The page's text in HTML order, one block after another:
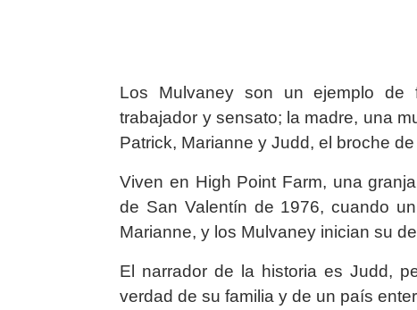
Los Mulvaney son un ejemplo de
trabajador y sensato; la madre, una
Patrick, Marianne y Judd, el broche
Viven en High Point Farm, una
de San Valentín de 1976, cuando
Marianne, y los Mulvaney inician su
El narrador de la historia es Judd,
verdad de su familia y de un país